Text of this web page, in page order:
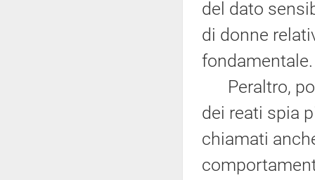
del dato
di donne
fondamentale.
Peraltro,
dei reati spia
chiamati